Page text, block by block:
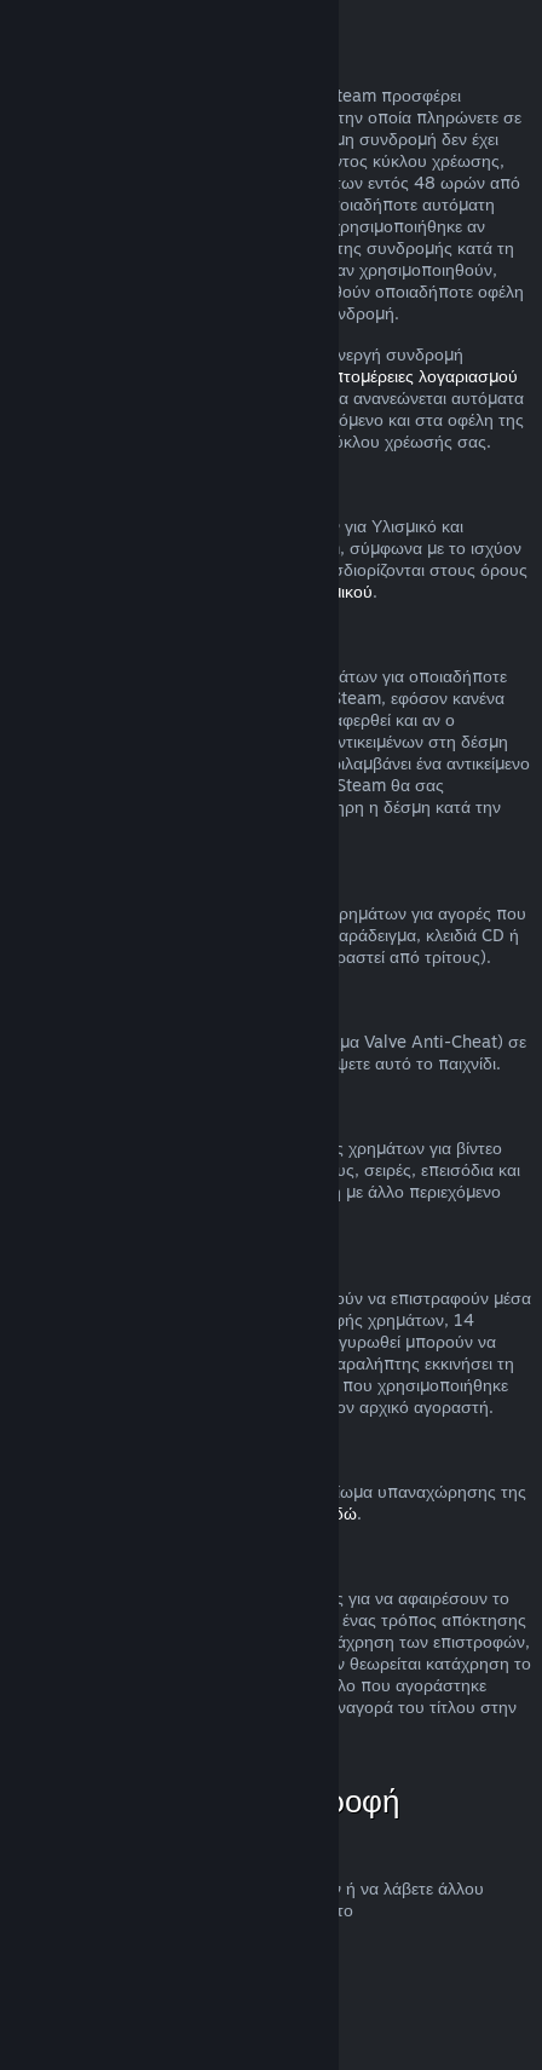
Για κάποιο περιεχόμενο και υπηρεσίες, το Steam προσφέρει
περιοδική (π.χ. μηνιαία, ετήσια) πρόσβαση την οποία πληρώνετε σε
επαναλαμβανόμενη βάση. Αν μια ανανεώσιμη συνδρομή δεν έχει
χρησιμοποιηθεί κατά τη διάρκεια του τρέχοντος κύκλου χρέωσης,
μπορείτε να αιτηθείτε μια επιστροφή χρημάτων εντός 48 ωρών από
την αρχική αγορά ή εντός 48 ωρών από οποιαδήποτε αυτόματη
ανανέωση. Το περιεχομένο θεωρείται πως χρησιμοποιήθηκε αν
έχουν παιχτεί οποιαδήποτε παιχνίδια εντός της συνδρομής κατά τη
διάρκεια του τρέχοντος κύκλου χρέωσης ή αν χρησιμοποιηθούν,
καταναλωθούν, τροποποιηθούν ή μεταφερθούν οποιαδήποτε οφέλη
ή εκπτώσεις που περιλαμβάνονται με τη συνδρομή.
Σημειώστε ότι μπορείτε να ακυρώσετε μια ενεργή συνδρομή
λεπτομέρειες λογαριασμού
. Αφού ακυρωθεί, η συνδρομή σας δε θα ανανεώνεται αυτόματα
αλλά θα διατηρήσετε πρόσβαση στο περιεχόμενο και στα οφέλη της
συνδρομής μέχρι το τέλος του τρέχοντος κύκλου χρέωσής σας.
Μπορείτε να αιτηθείτε επιστροφή χρημάτων για Υλισμικό και
εξαρτήματα που αγοράστηκαν μέσω Steam, σύμφωνα με το ισχύον
χρονικό πλαίσιο και τη διαδικασία που προσδιορίζονται στους όρους
Πολιτικής Επιστροφής Χρημάτων Υλισμικού.
Μπορείτε να λάβετε πλήρη επιστροφή χρημάτων για οποιαδήποτε
δέσμη που αγοράσατε από το Κατάστημα Steam, εφόσον κανένα
από τα αντικείμενα της δέσμης δεν έχει μεταφερθεί και αν ο
συνδυασμένος χρόνος χρήσης όλων των αντικειμένων στη δέσμη
είναι κάτω από δύο ώρες. Αν μια δέσμη περιλαμβάνει ένα αντικείμενο
παιχνιδιού ή DLC που δεν επιστρέφεται, το Steam θα σας
ενημερώσει αν μπορεί αν επιστραφεί ολόκληρη η δέσμη κατά την
Η Valve δεν μπορεί να παρέχει επιστροφή χρημάτων για αγορές που
πραγματοποιούνται εκτός του Steam (για παράδειγμα, κλειδιά CD ή
κάρτες πορτοφολιού Steam που έχουν αγοραστεί από τρίτους).
Αν έχετε αποκλειστεί από το VAC (το σύστημα Valve Anti-Cheat) σε
ένα παιχνίδι, χάνετε το δικαίωμα να επιστρέψετε αυτό το παιχνίδι.
Δεν μπορούμε να προσφέρουμε επιστροφές χρημάτων για βίντεο
στο Steam (π.χ. ταινία, ταινίες μικρού μήκους, σειρές, επεισόδια και
οδηγούς), εκτός αν το βίντεο είναι σε δέσμη με άλλο περιεχόμενο
Τα δώρα που δεν έχουν εξαργυρωθεί μπορούν να επιστραφούν μέσα
στη συνηθισμένη χρονική περίοδο επιστροφής χρημάτων, 14
ημέρες/δύο ώρες. Τα δώρα που έχουν εξαργυρωθεί μπορούν να
επιστραφούν υπό τις ίδιες συνθήκες αν ο παραλήπτης εκκινήσει τη
διαδικασία επιστροφής χρημάτων. Το ποσό που χρησιμοποιήθηκε
για την αγορά του δώρου θα επιστραφεί στον αρχικό αγοραστή.
Για μια εξήγηση στο πώς λειτουργεί το δικαίωμα υπαναχώρησης της
πατήστε εδώ.
Οι επιστροφές χρημάτων είναι σχεδιασμένες για να αφαιρέσουν το
ρίσκο της αγοράς τίτλων στο Steam και όχι ένας τρόπος απόκτησης
δωρεάν παιχνιδιών. Αν φανεί ότι κάνετε κατάχρηση των επιστροφών,
θα σταματήσουν να σας προσφέρονται. Δεν θεωρείται κατάχρηση το
αίτημα για επιστροφή χρημάτων σε έναν τίτλο που αγοράστηκε
ακριβώς πριν μια έκπτωση και η άμεση επαναγορά του τίτλου στην
Πώς να ζητήσετε επιστροφή
Μπορείτε να ζητήσετε επιστροφή χρημάτων ή να λάβετε άλλου
είδους βοήθεια για τις αγορές Steam σας στο